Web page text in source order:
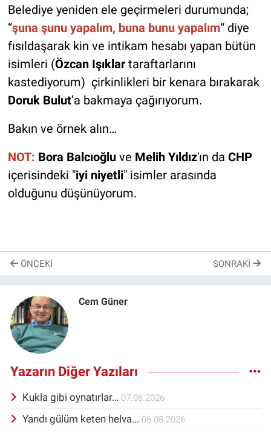
Belediye yeniden ele geçirmeleri durumunda;
“şuna şunu yapalım, buna bunu yapalım“ diye
fısıldaşarak kin ve intikam hesabı yapan bütün
isimleri (Özcan Işıklartaraftarlarını
kastediyorum) çirkinlikleri bir kenara bırakarak
Doruk Bulut’a bakmaya çağırıyorum.
Bakın ve örnek alın…
NOT: Bora Balcıoğlu ve Melih Yıldız'ın da CHP
içerisindeki "iyi niyetli" isimler arasında
olduğunu düşünüyorum.
ÖNCEKI SONRAKI
Cem Güner
Yazarın Diğer Yazıları
Kukla gibi oynatırlar… 07.08.2026
Yandı gülüm keten helva... 06.08.2026